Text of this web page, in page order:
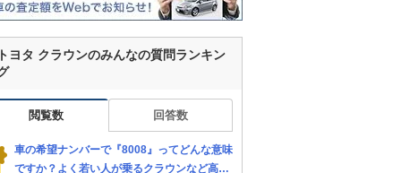
ヨタ クラウンのみんなの質問ランキン
閲覧数 回答数
車の希望ナンバーで『8008』ってどんな意味
ですか？よく若い人が乗るクラウンなど高級